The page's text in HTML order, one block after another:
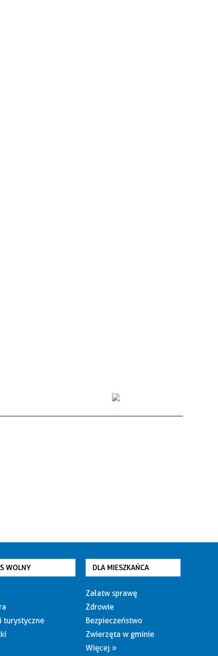
WOLNY
turystyczne
DLA MIESZKAŃCA
Załatw sprawę
Zdrowie
Bezpieczeństwo
Zwierzęta w gminie
Więcej »